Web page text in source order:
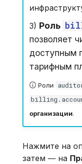
3) Роль
позволяет
доступным
тарифным
Роли
организации.
Нажмите на
затем ― на